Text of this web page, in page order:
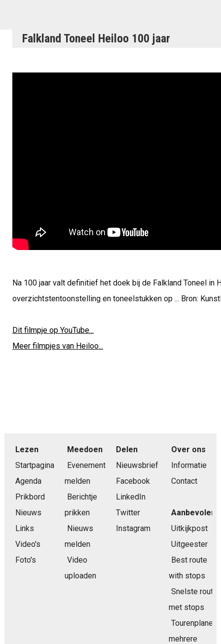
Falkland Toneel Heiloo 100 jaar
Na 100 jaar valt definitief het doek bij de Falkland Toneel in
overzichtstentoonstelling en toneelstukken op ... Bron:
Dit filmpje op YouTube...
Meer filmpjes van Heiloo...
Lezen
Startpagina
Agenda
Prikbord
Nieuws
Links
Video's
Foto's
Meedoen
Evenement
melden
Berichtje
prikken
Nieuws
melden
Video
uploaden
Delen
Nieuwsbrief
Facebook
LinkedIn
Twitter
Instagram
Over ons
Informatie
Contact
Aanbevolen
Uitkijkpost
Uitgeester
Best route
with stops
Snelste route
met stops
Tourenplaner
mehrere